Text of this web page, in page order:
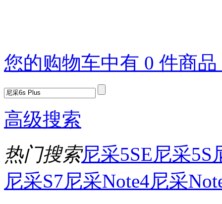
您的购物车中有 0 件商
高级搜索
热门搜索尼采5SE尼采5S
尼采S7尼采Note4尼采